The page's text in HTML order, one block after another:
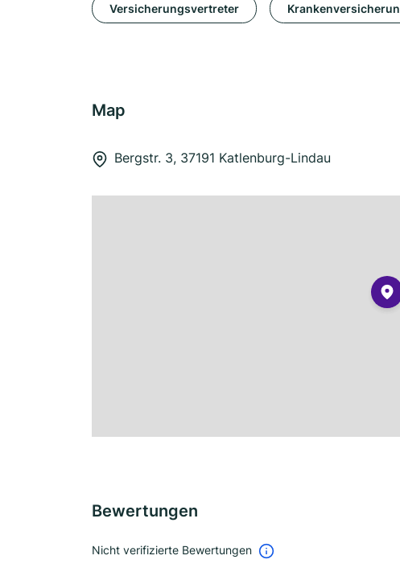
Versicherungsvertreter
Map
Bergstr. 3, 37191 Katlenburg-Lindau
Bewertungen
Nicht verifizierte Bewertungen